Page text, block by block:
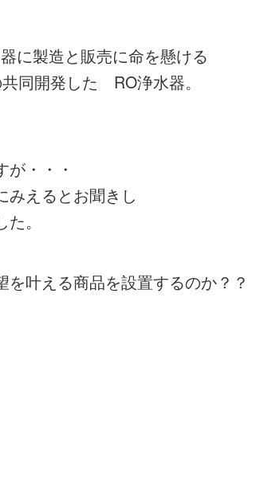
製造と販売に命を懸ける
開発した RO浄水器。
・・・
みえるとお聞きし
。
叶える商品を設置するのか？？